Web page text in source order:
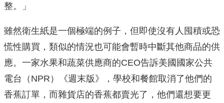
整。」
雖然衛生紙是一個極端的例子，但即使沒有人囤積或恐
慌性購買，類似的情況也可能會暫時中斷其他商品的供
應。一家水果和蔬菜供應商的CEO告訴美國國家公共
電台（NPR）《週末版》，學校和餐館取消了他們的
香蕉訂單，而雜貨店的香蕉都賣光了，他們還想要更